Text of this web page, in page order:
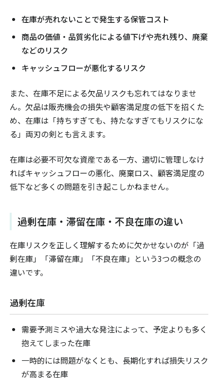
在庫が売れないことで発生する保管コスト
商品の価値・品質劣化による値下げや売れ残り、廃棄
などのリスク
キャッシュフローが悪化するリスク
また、在庫不足による欠品リスクも忘れてはなりませ
ん。欠品は販売機会の損失や顧客満足度の低下を招くた
め、在庫は「持ちすぎても、持たなすぎてもリスクにな
る」両刃の剣とも言えます。
在庫は必要不可欠な資産である一方、適切に管理しなけ
ればキャッシュフローの悪化、廃棄ロス、顧客満足度の
低下など多くの問題を引き起こしかねません。
過剰在庫・滞留在庫・不良在庫の違い
在庫リスクを正しく理解するために欠かせないのが「過
剰在庫」「滞留在庫」「不良在庫」という3つの概念の
違いです。
過剰在庫
需要予測ミスや過大な発注によって、予定よりも多く
抱えてしまった在庫
一時的には問題がなくとも、長期化すれば損失リスク
が高まる在庫